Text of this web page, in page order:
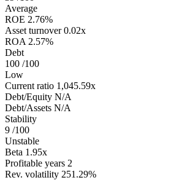
Average
ROE 2.76%
Asset turnover 0.02x
ROA 2.57%
Debt
100 /100
Low
Current ratio 1,045.59x
Debt/Equity N/A
Debt/Assets N/A
Stability
9 /100
Unstable
Beta 1.95x
Profitable years 2
Rev. volatility 251.29%